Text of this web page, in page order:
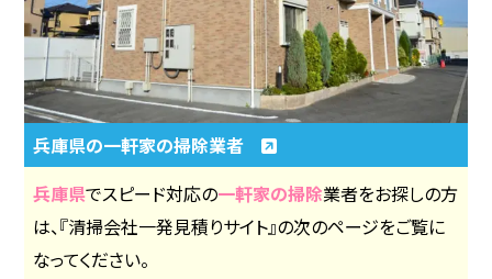
兵庫県の一軒家の掃除業者
兵庫県でスピード対応の一軒家の掃除業者をお探しの方
は、『清掃会社一発見積りサイト』の次のページをご覧に
なってください。